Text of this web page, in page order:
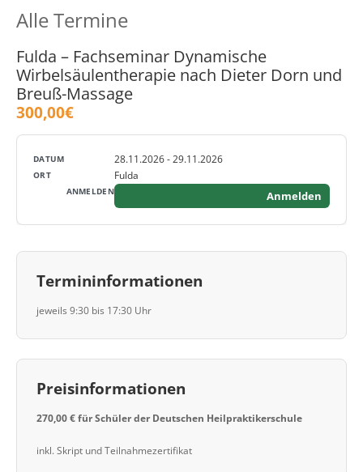
Alle Termine
Fulda – Fachseminar Dynamische
Wirbelsäulentherapie nach Dieter Dorn und
Breuß-Massage
300,00€
28.11.2026 - 29.11.2026
Fulda
Anmelden
Termininformationen
jeweils 9:30 bis 17:30 Uhr
Preisinformationen
270,00 € für Schüler der Deutschen Heilpraktikerschule
inkl. Skript und Teilnahmezertifikat